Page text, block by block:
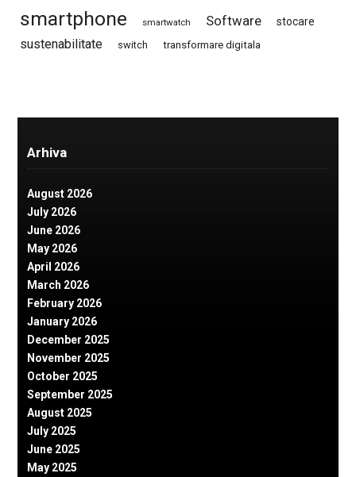
smartphone smartwatch Software stocare
sustenabilitate switch transformare digitala
Arhiva
August 2026
July 2026
June 2026
May 2026
April 2026
March 2026
February 2026
January 2026
December 2025
November 2025
October 2025
September 2025
August 2025
July 2025
June 2025
May 2025